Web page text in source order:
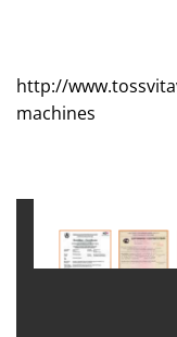
http://
machines